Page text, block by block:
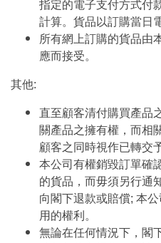
指定的電子支付方式付
計算。貨品以訂購當日
所有網上訂購的貨品由
應而接受。
其他:
直至顧客清付購買產品
關產品之擁有權，而相
顧客之同時視作已轉交
本公司有權銷毀訂單確
的貨品，而毋須另行通
向閣下退款或賠償; 本
用的權利。
無論在任何情況下，閣